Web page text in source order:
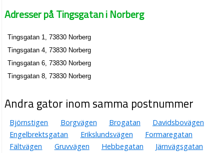
Adresser på Tingsgatan i Norberg
Tingsgatan 1, 73830 Norberg
Tingsgatan 4, 73830 Norberg
Tingsgatan 6, 73830 Norberg
Tingsgatan 8, 73830 Norberg
Andra gator inom samma postnummer
Björnstigen Borgvägen Brogatan
Davidsbovägen
Engelbrektsgatan
Erikslundsvägen
Formaregatan
Fältvägen
Gruvvägen Hebbegatan
Järnvägsgatan